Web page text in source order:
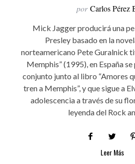
por Carlos Pérez
Mick Jagger producirá una
Presley basado en la
norteamericano Pete Guralnick
Memphis” (1995), en España
conjunto junto al libro “Amores
tren a Memphis”, y que sigue a
adolescencia a través de su
leyenda del Rock
Leer Más